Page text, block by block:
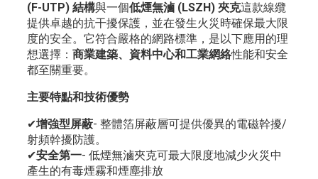
(F-UTP) 結構與一個低煙無滷 (LSZH) 夾克這款線纜
提供卓越的抗干擾保護，並在發生火災時確保最大限
度的安全。它符合嚴格的網路標準，是以下應用的理
想選擇： 商業建築、資料中心和工業網絡性能和安全
都至關重要。
主要特點和技術優勢
✔增強型屏蔽- 整體箔屏蔽層可提供優異的電磁幹擾/
射頻幹擾防護。
✔安全第一- 低煙無滷夾克可最大限度地減少火災中
產生的有毒煙霧和煙塵排放